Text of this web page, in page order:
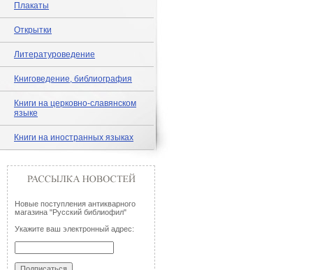
Плакаты
Открытки
Литературоведение
Книговедение, библиография
Книги на церковно-славянском
языке
Книги на иностранных языках
Новые поступления антикварного
магазина "Русский библиофил"
Укажите ваш электронный адрес: